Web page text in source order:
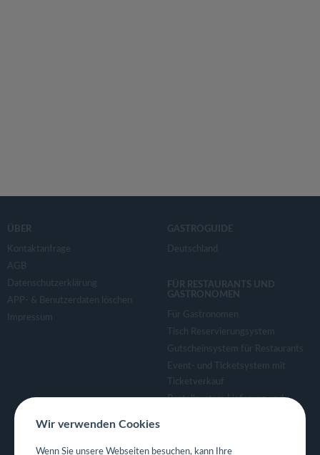
ÜBER
Kontaktanfrage
AGB
Datenschutzerklärung
APP- & Benutzerdaten löschen
Impressum
GASTROGUIDE
Deutschland
FÜR RESTAURANTS UND
GASTRONOMEN
Für Gastronomen
Tisch Reservierungsystem
Gutscheinsystem für Restaurants
Event- und Ticketsystem mit
Ticketverkauf
Bestellsystem Lieferung und
Eigene App für Restaurant
Wir verwenden Cookies
Wenn Sie unsere Webseiten besuchen, kann Ihre